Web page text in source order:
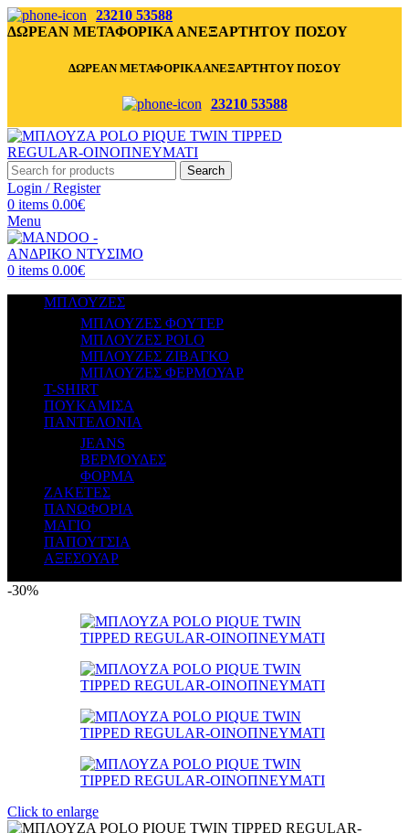
23210 53588
ΔΩΡΕΑΝ ΜΕΤΑΦΟΡΙΚΑ ΑΝΕΞΑΡΤΗΤΟΥ ΠΟΣΟΥ
ΔΩΡΕΑΝ ΜΕΤΑΦΟΡΙΚΑ ΑΝΕΞΑΡΤΗΤΟΥ ΠΟΣΟΥ
23210 53588
Search
Login / Register
0 items 0.00€
Menu
0 items 0.00€
ΜΠΛΟΥΖΕΣ
ΜΠΛΟΥΖΕΣ ΦΟΥΤΕΡ
ΜΠΛΟΥΖΕΣ POLO
ΜΠΛΟΥΖΕΣ ΖΙΒΑΓΚΟ
ΜΠΛΟΥΖΕΣ ΦΕΡΜΟΥΑΡ
T-SHIRT
ΠΟΥΚΑΜΙΣΑ
ΠΑΝΤΕΛΟΝΙΑ
JEANS
ΒΕΡΜΟΥΔΕΣ
ΦΟΡΜΑ
ΖΑΚΕΤΕΣ
ΠΑΝΩΦΟΡΙΑ
ΜΑΓΙΟ
ΠΑΠΟΥΤΣΙΑ
ΑΞΕΣΟΥΑΡ
-30%
Click to enlarge